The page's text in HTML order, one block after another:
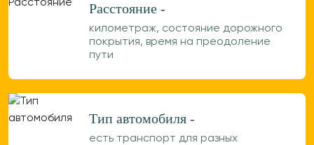
Расстояние -
километраж, состояние дорожного
покрытия, время на преодоление
пути
Тип автомобиля -
есть транспорт для разных